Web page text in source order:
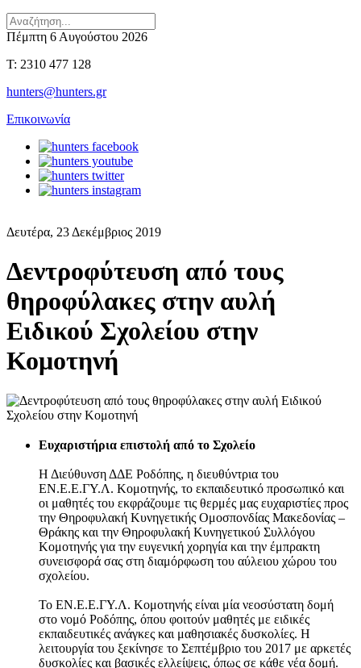
Πέμπτη 6 Αυγούστου 2026
T: 2310 477 128
hunters@hunters.gr
Επικοινωνία
Δευτέρα, 23 Δεκέμβριος 2019
Δεντροφύτευση από τους
θηροφύλακες στην αυλή
Ειδικού Σχολείου στην
Κομοτηνή
Ευχαριστήρια επιστολή από το Σχολείο
Η Διεύθυνση ΔΔΕ Ροδόπης, η διευθύντρια του
ΕΝ.Ε.Ε.ΓΥ.Λ. Κομοτηνής, το εκπαιδευτικό προσωπικό και
οι μαθητές του εκφράζουμε τις θερμές μας ευχαριστίες προς
την Θηροφυλακή Κυνηγετικής Ομοσπονδίας Μακεδονίας –
Θράκης και την Θηροφυλακή Κυνηγετικού Συλλόγου
Κομοτηνής για την ευγενική χορηγία και την έμπρακτη
συνεισφορά σας στη διαμόρφωση του αύλειου χώρου του
σχολείου.
Το ΕΝ.Ε.Ε.ΓΥ.Λ. Κομοτηνής είναι μία νεοσύστατη δομή
στο νομό Ροδόπης, όπου φοιτούν μαθητές με ειδικές
εκπαιδευτικές ανάγκες και μαθησιακές δυσκολίες. Η
λειτουργία του ξεκίνησε το Σεπτέμβριο του 2017 με αρκετές
δυσκολίες και βασικές ελλείψεις, όπως σε κάθε νέα δομή.